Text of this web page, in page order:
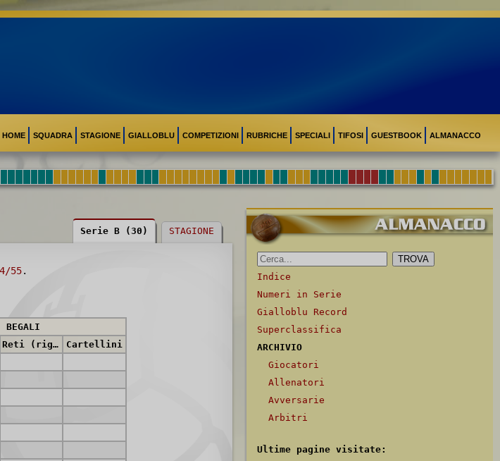
HOME SQUADRA STAGIONE GIALLOBLU COMPETIZIONI RUBRICHE SPECIALI TIFOSI GUESTBOOK ALMANACCO
Serie B (30) STAGIONE
55.
BEGALI
Reti (rig.)
Cartellini
Indice
Numeri in Serie
Gialloblu Record
Superclassifica
ARCHIVIO
Giocatori
Allenatori
Avversarie
Arbitri
Ultime pagine visitate: